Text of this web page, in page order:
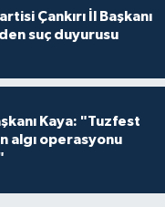
Çankırı İl Başkanı
suç duyurusu
Kaya: "Tuzfest
algı operasyonu